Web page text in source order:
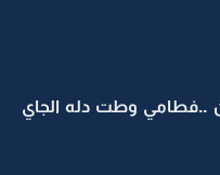
..فطامي وطت دله الجاي